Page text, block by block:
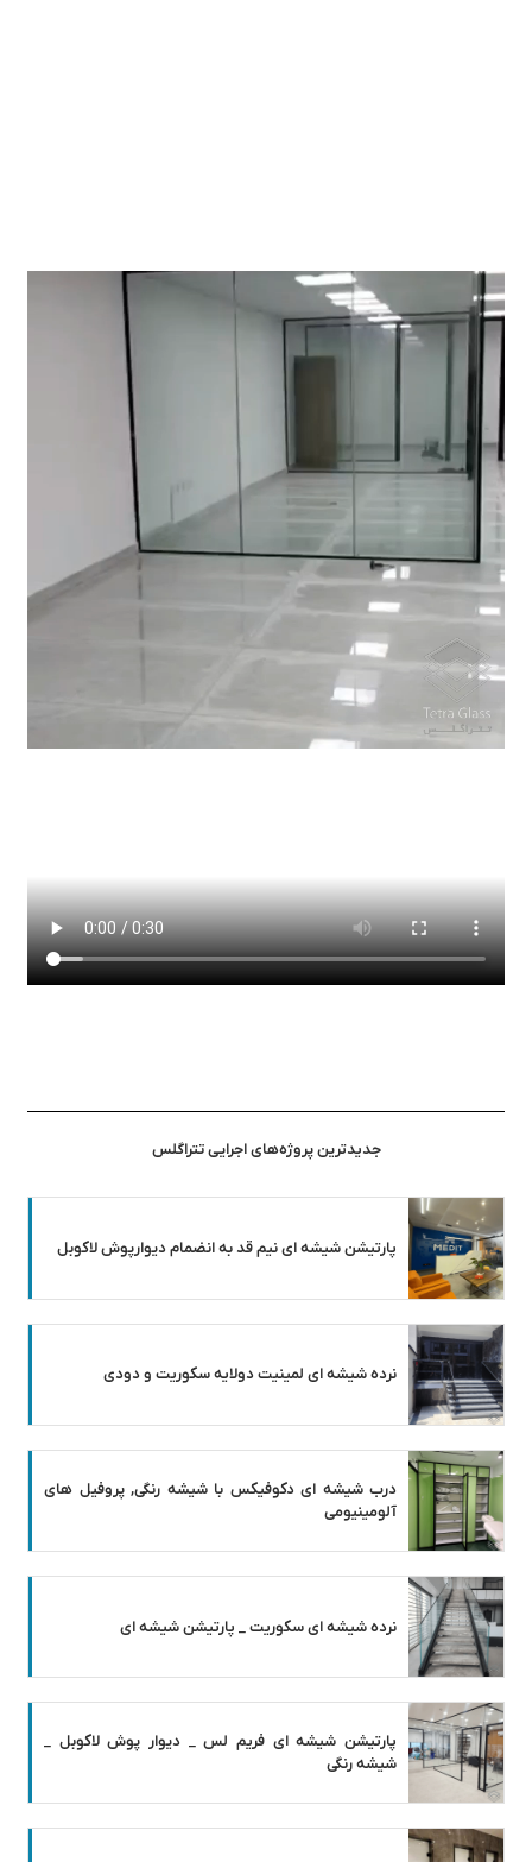
جدیدترین پروژه‌های اجرایی تتراگلس
پارتیشن شیشه ای نیم قد به انضمام دیوارپوش لاکوبل
نرده شیشه ای لمینیت دولایه سکوریت و دودی
درب شیشه ای دکوفیکس با شیشه رنگی, پروفیل های
آلومینیومی
نرده شیشه ای سکوریت _ پارتیشن شیشه ای
پارتیشن شیشه ای فریم لس _ دیوار پوش لاکوبل _
شیشه رنگی